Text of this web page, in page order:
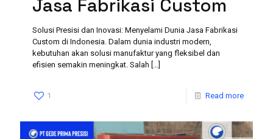
Jasa Fabrikasi Custom
Solusi Presisi dan Inovasi: Menyelami Dunia Jasa Fabrikasi
Custom di Indonesia. Dalam dunia industri modern,
kebutuhan akan solusi manufaktur yang fleksibel dan
efisien semakin meningkat. Salah […]
1 Read more